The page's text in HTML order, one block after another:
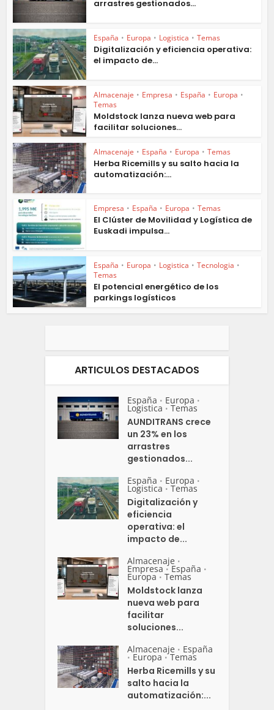
arrastres gestionados...
España • Europa • Logistica • Temas
Digitalización y eficiencia operativa:
el impacto de...
Almacenaje • Empresa • España • Europa •
Temas
Moldstock lanza nueva web para
facilitar soluciones...
Almacenaje • España • Europa • Temas
Herba Ricemills y su salto hacia la
automatización:...
Empresa • España • Europa • Temas
El Clúster de Movilidad y Logística de
Euskadi impulsa...
España • Europa • Logistica • Tecnologia •
Temas
El potencial energético de los
parkings logísticos
ARTICULOS DESTACADOS
España • Europa •
Logistica • Temas
AUNDITRANS crece
un 23% en los
arrastres
gestionados...
España • Europa •
Logistica • Temas
Digitalización y
eficiencia
operativa: el
impacto de...
Almacenaje •
Empresa • España •
Europa • Temas
Moldstock lanza
nueva web para
facilitar
soluciones...
Almacenaje • España
• Europa • Temas
Herba Ricemills y su
salto hacia la
automatización:...